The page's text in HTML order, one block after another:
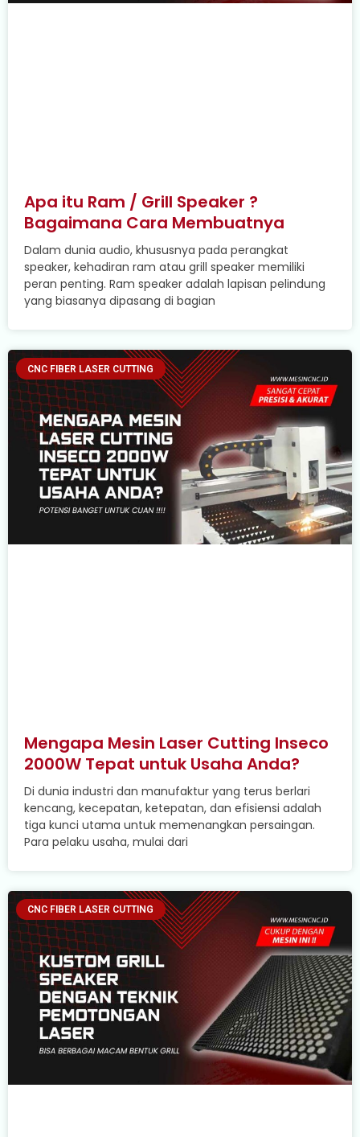
Apa itu Ram / Grill Speaker ?
Bagaimana Cara Membuatnya
Dalam dunia audio, khususnya pada perangkat
speaker, kehadiran ram atau grill speaker memiliki
peran penting. Ram speaker adalah lapisan pelindung
yang biasanya dipasang di bagian
CNC FIBER LASER CUTTING
Mengapa Mesin Laser Cutting Inseco
2000W Tepat untuk Usaha Anda?
Di dunia industri dan manufaktur yang terus berlari
kencang, kecepatan, ketepatan, dan efisiensi adalah
tiga kunci utama untuk memenangkan persaingan.
Para pelaku usaha, mulai dari
CNC FIBER LASER CUTTING